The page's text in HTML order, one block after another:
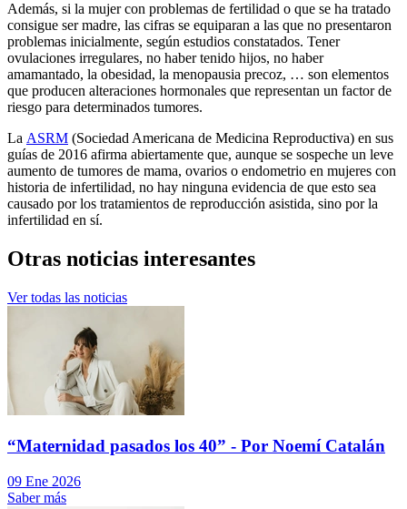
Además, si la mujer con problemas de fertilidad o que se ha tratado
consigue ser madre, las cifras se equiparan a las que no presentaron
problemas inicialmente, según estudios constatados. Tener
ovulaciones irregulares, no haber tenido hijos, no haber
amamantado, la obesidad, la menopausia precoz, … son elementos
que producen alteraciones hormonales que representan un factor de
riesgo para determinados tumores.
La ASRM (Sociedad Americana de Medicina Reproductiva) en sus
guías de 2016 afirma abiertamente que, aunque se sospeche un leve
aumento de tumores de mama, ovarios o endometrio en mujeres con
historia de infertilidad, no hay ninguna evidencia de que esto sea
causado por los tratamientos de reproducción asistida, sino por la
infertilidad en sí.
Otras noticias interesantes
Ver todas las noticias
“Maternidad pasados los 40” - Por Noemí Catalán
09 Ene 2026
Saber más